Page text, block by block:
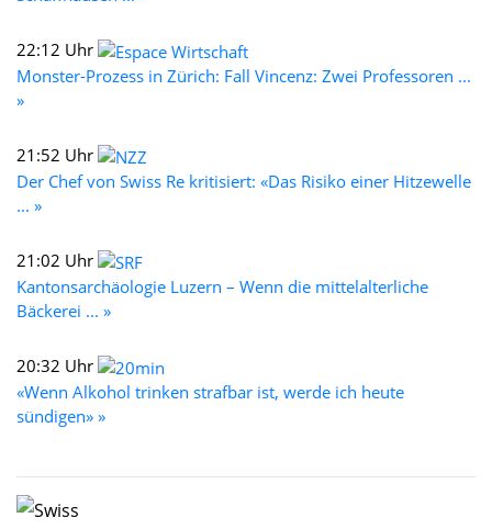
22:12 Uhr
Monster-Prozess in Zürich: Fall Vincenz: Zwei Professoren ...
»
21:52 Uhr
Der Chef von Swiss Re kritisiert: «Das Risiko einer Hitzewelle
... »
21:02 Uhr
Kantonsarchäologie Luzern – Wenn die mittelalterliche
Bäckerei ... »
20:32 Uhr
«Wenn Alkohol trinken strafbar ist, werde ich heute
sündigen» »